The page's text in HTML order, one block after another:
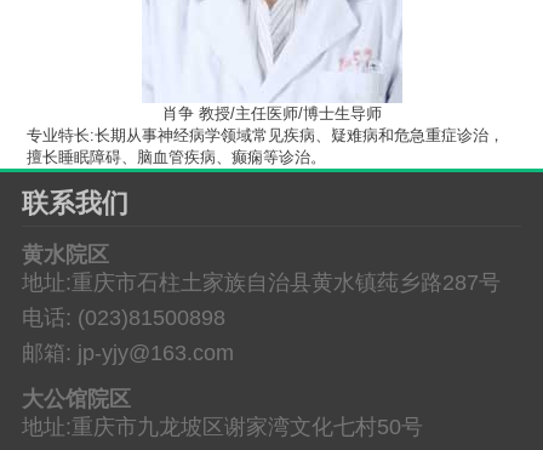
肖争 教授/主任医师/博士生导师
专业特长:长期从事神经病学领域常见疾病、疑难病和危急重症诊治，
擅长睡眠障碍、脑血管疾病、癫痫等诊治。
联系我们
黄水院区
地址:重庆市石柱土家族自治县黄水镇莼乡路287号
电话: (023)81500898
邮箱: jp-yjy@163.com
大公馆院区
地址:重庆市九龙坡区谢家湾文化七村50号